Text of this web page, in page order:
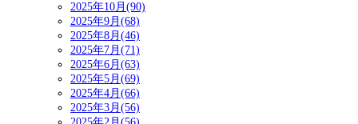
2025年10月(90)
2025年9月(68)
2025年8月(46)
2025年7月(71)
2025年6月(63)
2025年5月(69)
2025年4月(66)
2025年3月(56)